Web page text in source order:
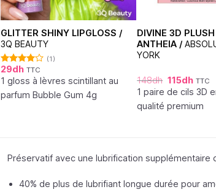
GLITTER SHINY LIPGLOSS /
3Q BEAUTY
Note
4.00sur
(1)
29dh TTC
1 gloss à lèvres scintillant au
parfum Bubble Gum 4g
DIVINE 3D
ANTHEIA /
YORK
148dh 115dh TTC
1 paire de cils 3D
qualité premium
Préservatif avec une lubrification supplémentaire
40% de plus de lubrifiant longue durée pour